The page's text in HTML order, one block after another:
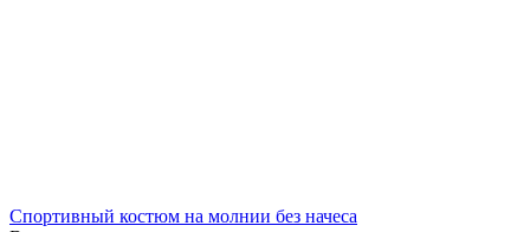
Спортивный костюм на молнии без начеса